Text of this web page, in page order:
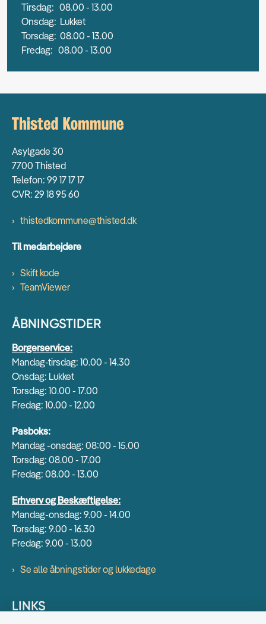
Tirsdag: 08.00 - 13.00
Onsdag: Lukket
Torsdag: 08.00 - 13.00
Fredag: 08.00 - 13.00
Asylgade 30
7700 Thisted
Telefon: 99 17 17 17
CVR: 29 18 95 60
thistedkommune@thisted.dk
Til medarbejdere
Skift kode
TeamViewer
ÅBNINGSTIDER
Borgerservice:
Mandag-tirsdag: 10.00 - 14.30
Onsdag: Lukket
Torsdag: 10.00 - 17.00
Fredag: 10.00 - 12.00
Pasboks:
Mandag -onsdag: 08:00 - 15.00
Torsdag: 08.00 - 17.00
Fredag: 08.00 - 13.00
Erhverv og Beskæftigelse:
Mandag-onsdag: 9.00 - 14.00
Torsdag: 9.00 - 16.30
Fredag: 9.00 - 13.00
Se alle åbningstider og lukkedage
LINKS